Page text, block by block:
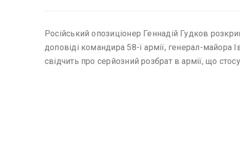
Російський опозиціонер Геннадій Гудков
доповіді командира 58-ї армії, генерал-
свідчить про серйозний розбрат в армії, що